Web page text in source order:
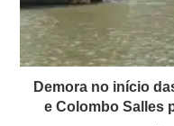
Demora no início
e Colombo Salles